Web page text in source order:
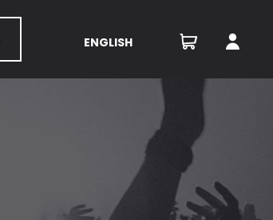
ENGLISH